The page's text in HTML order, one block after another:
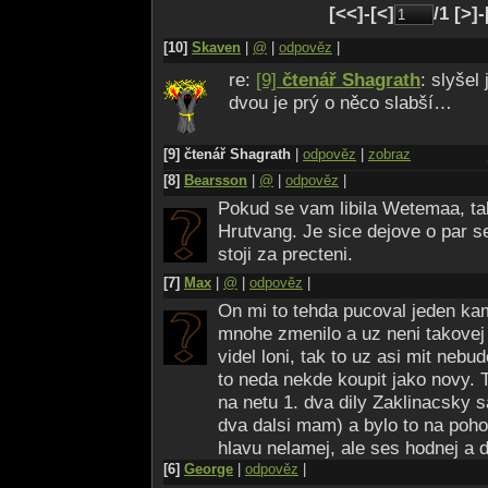
[<<]-[<] /1
[10] Skaven @ odpověz
re: [9] čtenář Shagrath: slyšel
dvou je prý o něco slabší…
[9] čtenář Shagrath odpověz zobraz
[8] Bearsson @ odpověz
Pokud se vam libila Wetemaa,
Hrutvang. Je sice dejove o par
stoji za precteni.
[7] Max @ odpověz
On mi to tehda pucoval jeden
mnohe zmenilo a uz neni
videl loni, tak to uz asi mit
to neda nekde koupit jako novy.
na netu 1. dva dily Zaklinacsky
dva dalsi mam) a bylo to na
hlavu nelamej, ale ses hodnej a
[6] George odpověz